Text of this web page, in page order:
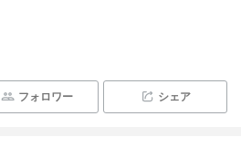
フォロワー シェア